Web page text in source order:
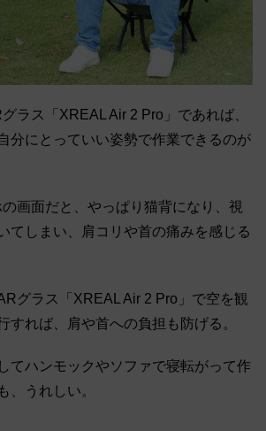
ラス「XREAL Air 2 Pro」であれば、
分にとっていい姿勢で作業できるのが
画面だと、やっぱり猫背になり、視
てしまい、肩コリや首の痛みを感じる
グラス「XREAL Air 2 Pro」で空を観
すれば、肩や首への負担も防げる。
てハンモックやソファで寝転がって作
、うれしい。